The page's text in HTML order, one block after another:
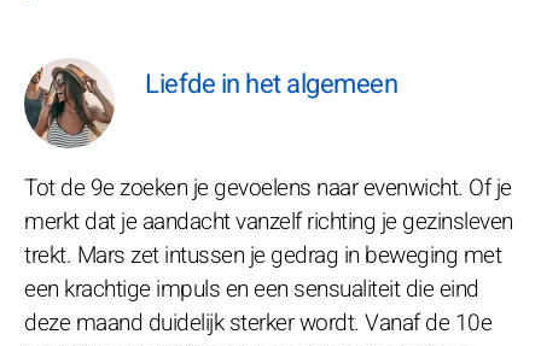
Liefde in het algemeen
Tot de 9e zoeken je gevoelens naar evenwicht. Of je
merkt dat je aandacht vanzelf richting je gezinsleven
trekt. Mars zet intussen je gedrag in beweging met
een krachtige impuls en een sensualiteit die eind
deze maand duidelijk sterker wordt. Vanaf de 10e